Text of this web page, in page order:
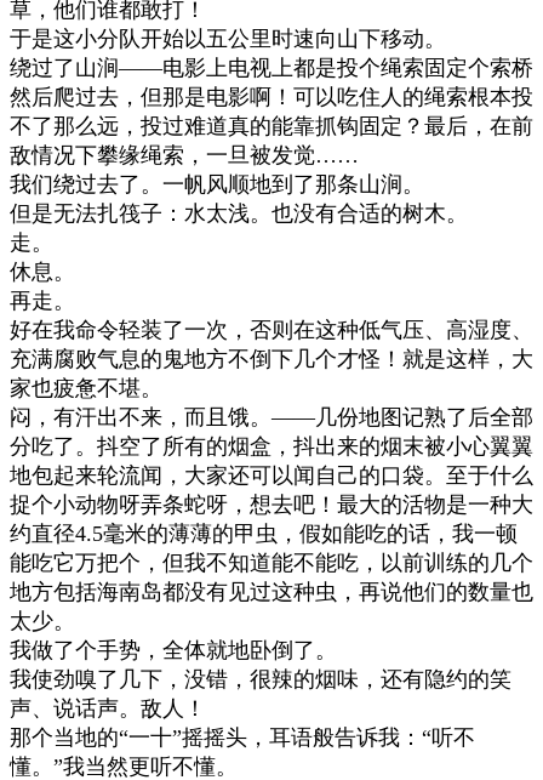
草，他们谁都敢打！
于是这小分队开始以五公里时速向山下移动。
绕过了山涧——电影上电视上都是投个绳索固定个索桥
然后爬过去，但那是电影啊！可以吃住人的绳索根本投
不了那么远，投过难道真的能靠抓钩固定？最后，在前
敌情况下攀缘绳索，一旦被发觉……
我们绕过去了。一帆风顺地到了那条山涧。
但是无法扎筏子：水太浅。也没有合适的树木。
走。
休息。
再走。
好在我命令轻装了一次，否则在这种低气压、高湿度、
充满腐败气息的鬼地方不倒下几个才怪！就是这样，大
家也疲惫不堪。
闷，有汗出不来，而且饿。——几份地图记熟了后全部
分吃了。抖空了所有的烟盒，抖出来的烟末被小心翼翼
地包起来轮流闻，大家还可以闻自己的口袋。至于什么
捉个小动物呀弄条蛇呀，想去吧！最大的活物是一种大
约直径4.5毫米的薄薄的甲虫，假如能吃的话，我一顿
能吃它万把个，但我不知道能不能吃，以前训练的几个
地方包括海南岛都没有见过这种虫，再说他们的数量也
太少。
我做了个手势，全体就地卧倒了。
我使劲嗅了几下，没错，很辣的烟味，还有隐约的笑
声、说话声。敌人！
那个当地的“一十”摇摇头，耳语般告诉我： “听不
懂。 ”我当然更听不懂。